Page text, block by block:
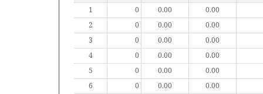
1
0 0.00
0.00
2
0 0.00
0.00
3
0 0.00
0.00
4
0 0.00
0.00
5
0 0.00
0.00
6
0 0.00
0.00